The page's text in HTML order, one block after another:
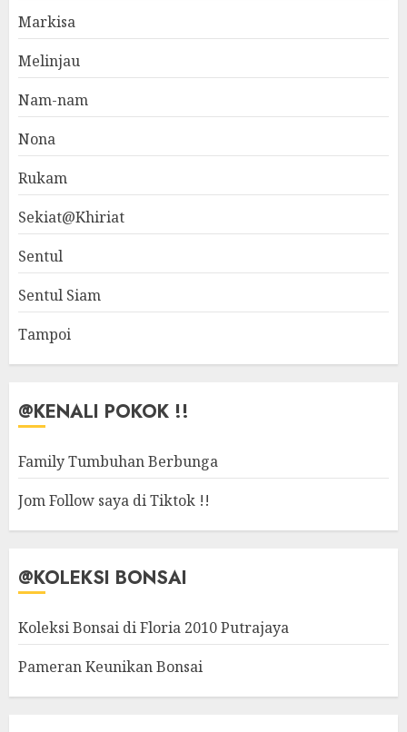
Markisa
Melinjau
Nam-nam
Nona
Rukam
Sekiat@Khiriat
Sentul
Sentul Siam
Tampoi
@KENALI POKOK !!
Family Tumbuhan Berbunga
Jom Follow saya di Tiktok !!
@KOLEKSI BONSAI
Koleksi Bonsai di Floria 2010 Putrajaya
Pameran Keunikan Bonsai